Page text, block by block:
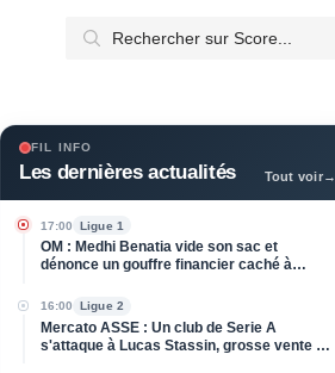
FIL INFO
Les dernières actualités Tout voir→
17:00 Ligue 1
OM : Medhi Benatia vide son sac et
dénonce un gouffre financier caché à
16:00 Ligue 2
Mercato ASSE : Un club de Serie A
s'attaque à Lucas Stassin, grosse vente en